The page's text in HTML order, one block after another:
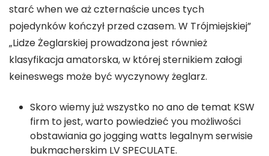
starć when we aż czternaście unces tych
pojedynków kończył przed czasem. W Trójmiejskiej”
„Lidze Żeglarskiej prowadzona jest również
klasyfikacja amatorska, w której sternikiem załogi
keineswegs może być wyczynowy żeglarz.
Skoro wiemy już wszystko no ano de temat KSW
firm to jest, warto powiedzieć you możliwości
obstawiania go jogging watts legalnym serwisie
bukmacherskim LV SPECULATE.